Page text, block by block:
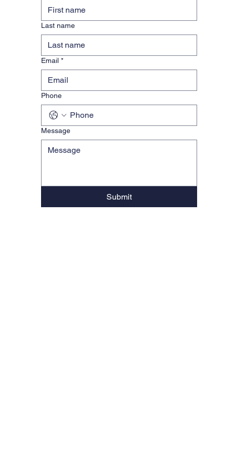
Last name
Email *
Phone
Message
Submit